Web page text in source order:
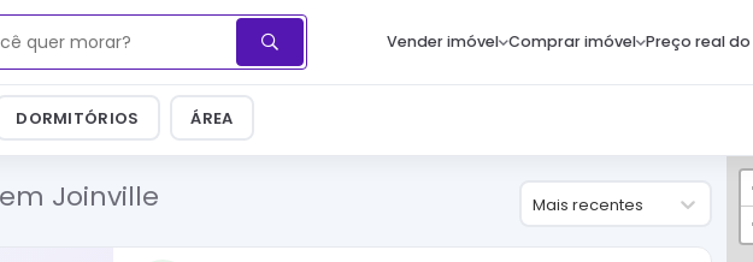
Vender imóvel Comprar imóvel Preço real do
DORMITÓRIOS ÁREA
Joinville Mais recentes